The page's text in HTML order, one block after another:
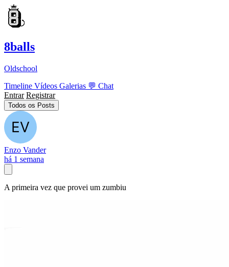
8balls
Oldschool
Timeline Vídeos Galerias 💬 Chat
Entrar Registrar
Todos os Posts
Enzo Vander
há 1 semana
A primeira vez que provei um zumbiu